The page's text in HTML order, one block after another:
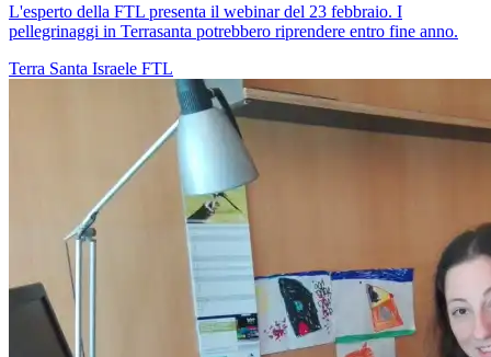
L'esperto della FTL presenta il webinar del 23 febbraio. I
pellegrinaggi in Terrasanta potrebbero riprendere entro fine anno.
Terra Santa Israele FTL